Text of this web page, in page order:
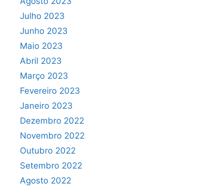
Julho 2023
Junho 2023
Maio 2023
Abril 2023
Março 2023
Fevereiro 2023
Janeiro 2023
Dezembro 2022
Novembro 2022
Outubro 2022
Setembro 2022
Agosto 2022